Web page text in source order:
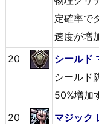
定確率で
速度が増
20
シールド
シールド
50%増加
20
マジック